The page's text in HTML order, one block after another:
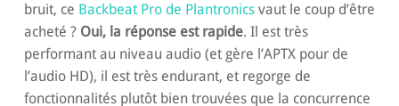
bruit, ce Backbeat Pro de Plantronics vaut le coup d’être
acheté ? Oui, la réponse est rapide. Il est très
performant au niveau audio (et gère l’APTX pour de
l’audio HD), il est très endurant, et regorge de
fonctionnalités plutôt bien trouvées que la concurrence